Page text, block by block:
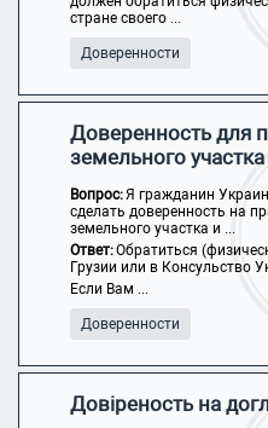
стране своего ...
Доверенности
Доверенность для
земельного участка
Вопрос:Я гражданин
сделать доверенность на
земельного участка и ...
Ответ:Обратиться
Грузии или в Консульство
Если Вам ...
Доверенности
Довіреность на